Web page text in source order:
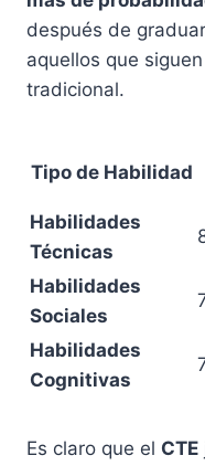
después de
aquellos que
tradicional.
Tipo de Habilidad
Habilidades
Técnicas
Habilidades
Sociales
Habilidades
Cognitivas
Es claro que el CTE